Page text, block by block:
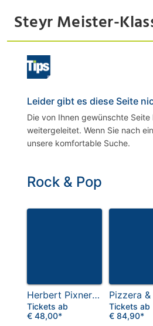
Steyr Meister-